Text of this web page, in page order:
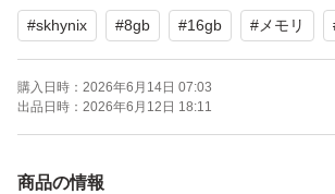
◆商品の状態◆
商品については画像でご確認下さい。
動作確認済みの中古品です。
CPU-Zにて内部情報も確認しておりま
長時間メモリテストを実施し、当方環
#skhynix #8gb #16gb #メモリ
購入日時： 2026年6月14日 07:03
出品日時： 2026年6月12日 18:11
商品の情報